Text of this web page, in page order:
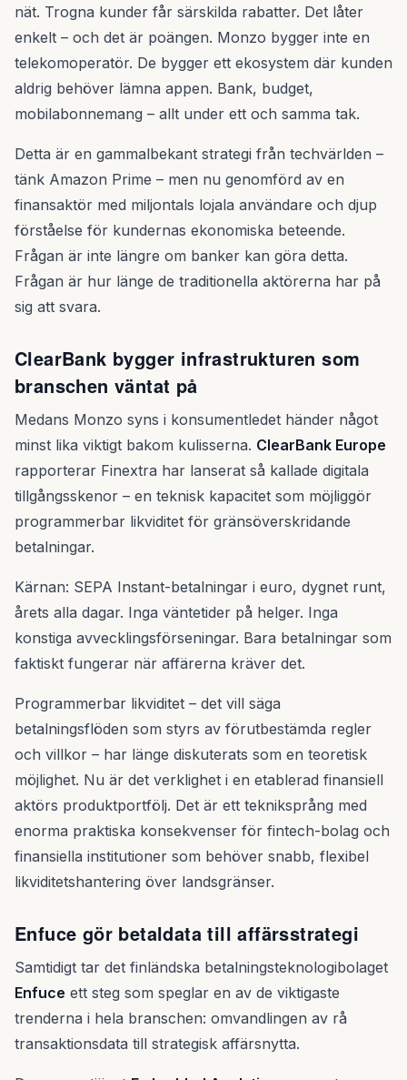
nät. Trogna kunder får särskilda rabatter. Det låter
enkelt – och det är poängen. Monzo bygger inte en
telekomoperatör. De bygger ett ekosystem där kunden
aldrig behöver lämna appen. Bank, budget,
mobilabonnemang – allt under ett och samma tak.
Detta är en gammalbekant strategi från techvärlden –
tänk Amazon Prime – men nu genomförd av en
finansaktör med miljontals lojala användare och djup
förståelse för kundernas ekonomiska beteende.
Frågan är inte längre om banker kan göra detta.
Frågan är hur länge de traditionella aktörerna har på
sig att svara.
ClearBank bygger infrastrukturen som
branschen väntat på
Medans Monzo syns i konsumentledet händer något
minst lika viktigt bakom kulisserna. ClearBank Europe
rapporterar Finextra har lanserat så kallade digitala
tillgångsskenor – en teknisk kapacitet som möjliggör
programmerbar likviditet för gränsöverskridande
betalningar.
Kärnan: SEPA Instant-betalningar i euro, dygnet runt,
årets alla dagar. Inga väntetider på helger. Inga
konstiga avvecklingsförseningar. Bara betalningar som
faktiskt fungerar när affärerna kräver det.
Programmerbar likviditet – det vill säga
betalningsflöden som styrs av förutbestämda regler
och villkor – har länge diskuterats som en teoretisk
möjlighet. Nu är det verklighet i en etablerad finansiell
aktörs produktportfölj. Det är ett tekniksprång med
enorma praktiska konsekvenser för fintech-bolag och
finansiella institutioner som behöver snabb, flexibel
likviditetshantering över landsgränser.
Enfuce gör betaldata till affärsstrategi
Samtidigt tar det finländska betalningsteknologibolaget
Enfuce ett steg som speglar en av de viktigaste
trenderna i hela branschen: omvandlingen av rå
transaktionsdata till strategisk affärsnytta.